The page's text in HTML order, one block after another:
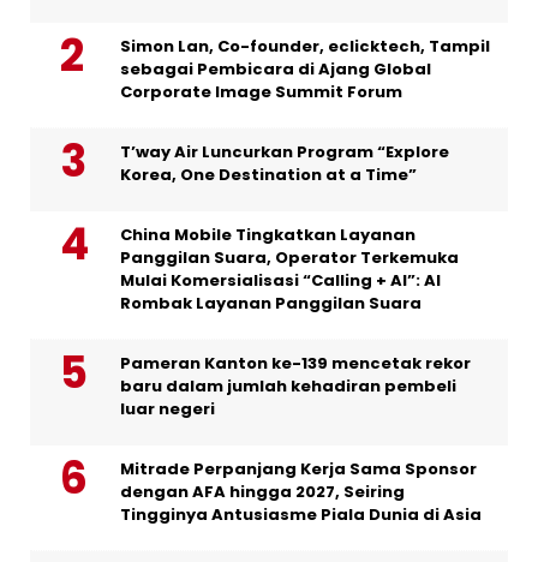
Simon Lan, Co-founder, eclicktech, Tampil
sebagai Pembicara di Ajang Global
Corporate Image Summit Forum
T’way Air Luncurkan Program “Explore
Korea, One Destination at a Time”
China Mobile Tingkatkan Layanan
Panggilan Suara, Operator Terkemuka
Mulai Komersialisasi “Calling + AI”: AI
Rombak Layanan Panggilan Suara
Pameran Kanton ke-139 mencetak rekor
baru dalam jumlah kehadiran pembeli
luar negeri
Mitrade Perpanjang Kerja Sama Sponsor
dengan AFA hingga 2027, Seiring
Tingginya Antusiasme Piala Dunia di Asia